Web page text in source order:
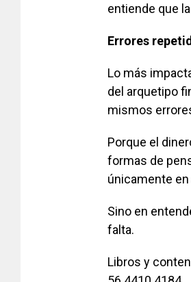
entiende que
Errores
Lo más
del arquetipo
mismos
Porque el
formas de
únicamente
Sino en
falta.
Libros y